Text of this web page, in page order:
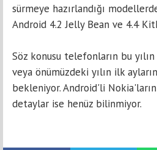
sürmeye hazırlandığı
Android 4.2 Jelly Bean ve 4.4
Söz konusu telefonların bu
veya önümüzdeki yılın ilk
bekleniyor. Android'li
detaylar ise henüz bilinmiyor.